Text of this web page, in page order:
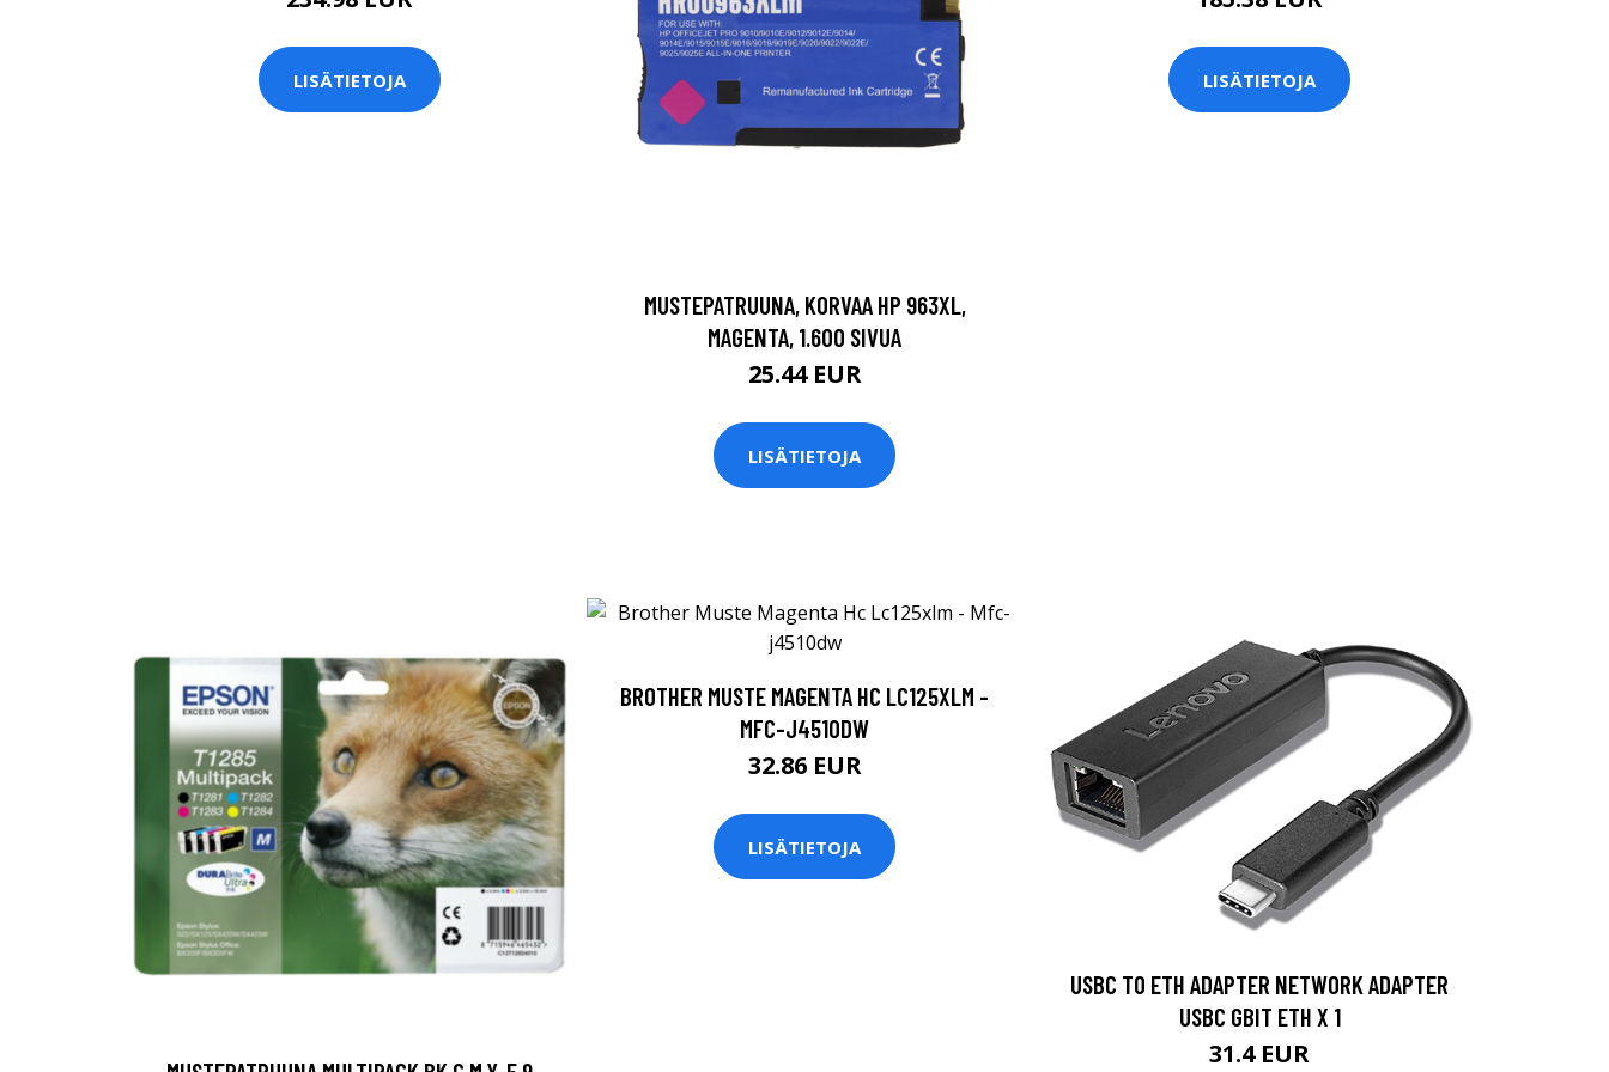
LISÄTIETOJA
MUSTEPATRUUNA, KORVAA HP 963XL,
MAGENTA, 1.600 SIVUA
25.44 EUR
LISÄTIETOJA
LISÄTIETOJA
BROTHER MUSTE MAGENTA HC LC125XLM -
MFC-J4510DW
32.86 EUR
LISÄTIETOJA
USBC TO ETH ADAPTER NETWORK ADAPTER
USBC GBIT ETH X 1
31.4 EUR